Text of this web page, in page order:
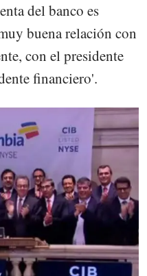
del banco es
buena relación con
con el presidente
financiero'.